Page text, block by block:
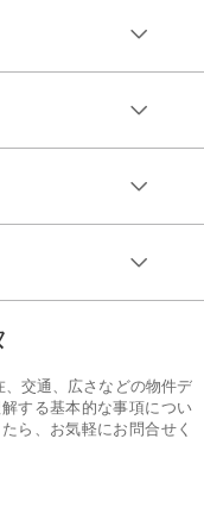
、交通、広さなどの物件デ
する基本的な事項につい
ら、お気軽にお問合せく